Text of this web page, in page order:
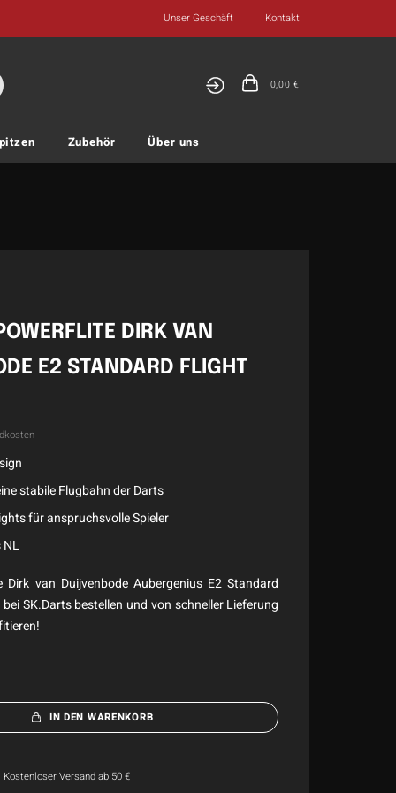
Unser Geschäft Kontakt
0,00 €
Zubehör Über uns
DIRK VAN
E2 STANDARD FLIGHT
stabile Flugbahn der Darts
für anspruchsvolle Spieler
NL
Dirk van Duijvenbode Aubergenius E2 Standard
SK.Darts bestellen und von schneller Lieferung
IN DEN WARENKORB
Kostenloser Versand ab 50 €